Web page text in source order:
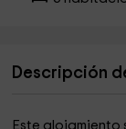
Descripción
Este